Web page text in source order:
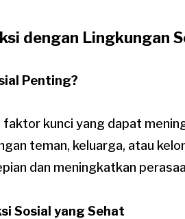
dengan Lingkungan
Penting?
kunci yang dapat
teman, keluarga, atau
dan meningkatkan
Sosial yang Sehat